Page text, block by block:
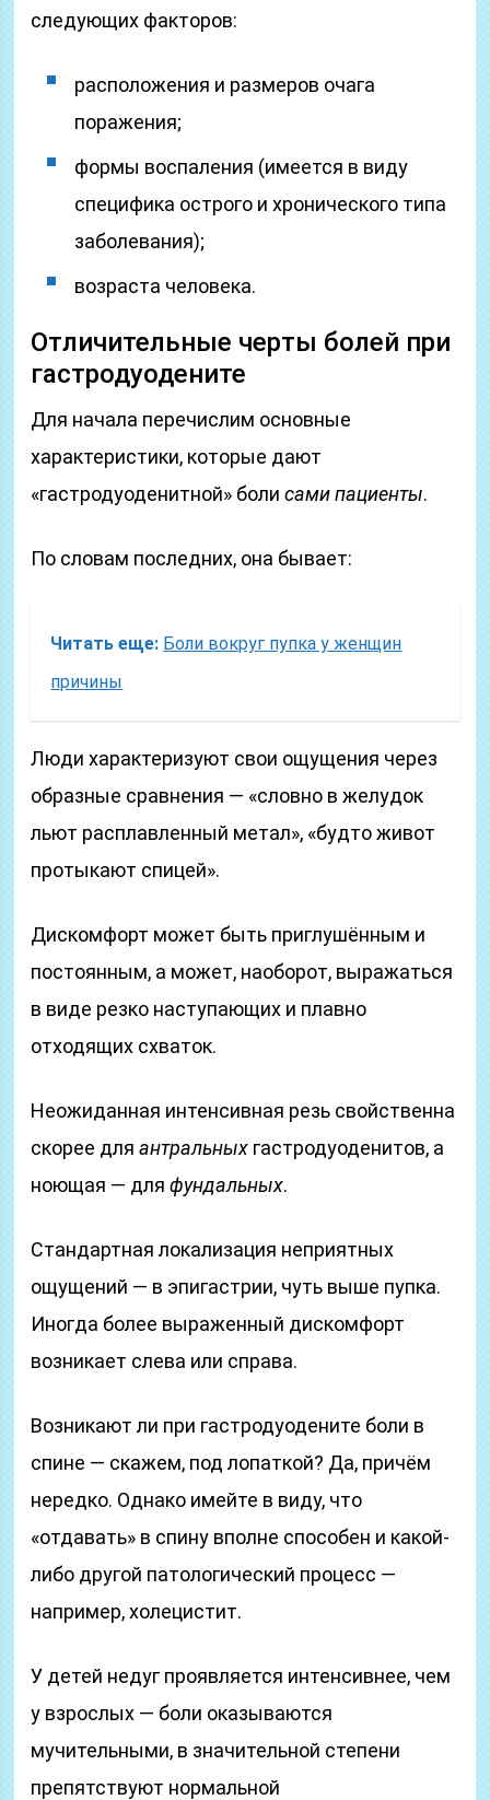
следующих факторов:
расположения и размеров очага
поражения;
формы воспаления (имеется в виду
специфика острого и хронического типа
заболевания);
возраста человека.
Отличительные черты болей при
гастродуодените
Для начала перечислим основные
характеристики, которые дают
«гастродуоденитной» болисами пациенты.
По словам последних, она бывает:
Читать еще: Боли вокруг пупка у женщин
причины
Люди характеризуют свои ощущения через
образные сравнения — «словно в желудок
льют расплавленный метал», «будто живот
протыкают спицей».
Дискомфорт может быть приглушённым и
постоянным, а может, наоборот, выражаться
в виде резко наступающих и плавно
отходящих схваток.
Неожиданная интенсивная резь свойственна
скорее дляантральных гастродуоденитов, а
ноющая — дляфундальных.
Стандартная локализация неприятных
ощущений — в эпигастрии, чуть выше пупка.
Иногда более выраженный дискомфорт
возникает слева или справа.
Возникают ли при гастродуодените боли в
спине — скажем, под лопаткой? Да, причём
нередко. Однако имейте в виду, что
«отдавать» в спину вполне способен и какой-
либо другой патологический процесс —
например, холецистит.
У детей недуг проявляется интенсивнее, чем
у взрослых — боли оказываются
мучительными, в значительной степени
препятствуют нормальной